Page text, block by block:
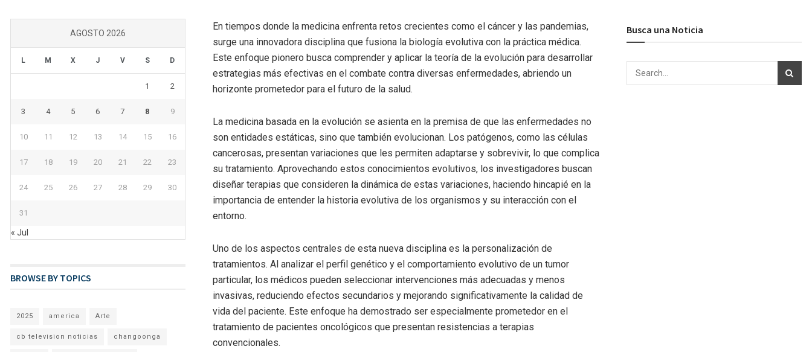
En tiempos donde la medicina enfrenta retos crecientes como el cáncer y las pandemias,
surge una innovadora disciplina que fusiona la biología evolutiva con la práctica médica.
Este enfoque pionero busca comprender y aplicar la teoría de la evolución para desarrollar
estrategias más efectivas en el combate contra diversas enfermedades, abriendo un
horizonte prometedor para el futuro de la salud.
La medicina basada en la evolución se asienta en la premisa de que las enfermedades no
son entidades estáticas, sino que también evolucionan. Los patógenos, como las células
cancerosas, presentan variaciones que les permiten adaptarse y sobrevivir, lo que complica
su tratamiento. Aprovechando estos conocimientos evolutivos, los investigadores buscan
diseñar terapias que consideren la dinámica de estas variaciones, haciendo hincapié en la
importancia de entender la historia evolutiva de los organismos y su interacción con el
entorno.
Uno de los aspectos centrales de esta nueva disciplina es la personalización de
tratamientos. Al analizar el perfil genético y el comportamiento evolutivo de un tumor
particular, los médicos pueden seleccionar intervenciones más adecuadas y menos
invasivas, reduciendo efectos secundarios y mejorando significativamente la calidad de
vida del paciente. Este enfoque ha demostrado ser especialmente prometedor en el
tratamiento de pacientes oncológicos que presentan resistencias a terapias
convencionales.
AGOSTO 2026
L M X J V S D
1 2
3 4 5 6 7 8 9
10 11 12 13 14 15 16
17 18 19 20 21 22 23
24 25 26 27 28 29 30
31
« Jul
BROWSE BY TOPICS
2025 america Arte
cb television noticias changoonga
Busca una Noticia